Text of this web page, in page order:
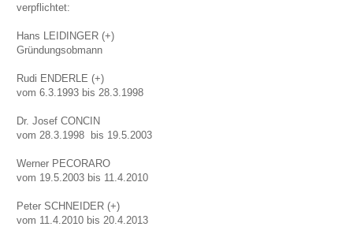
verpflichtet:
Hans LEIDINGER (+)
Gründungsobmann
Rudi ENDERLE (+)
vom 6.3.1993 bis 28.3.1998
Dr. Josef CONCIN
vom 28.3.1998 bis 19.5.2003
Werner PECORARO
vom 19.5.2003 bis 11.4.2010
Peter SCHNEIDER (+)
vom 11.4.2010 bis 20.4.2013